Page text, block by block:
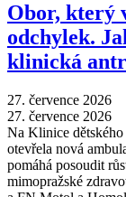
Obor, který
odchylek.
klinická
27. července 2026
27. července 2026
Na Klinice
otevřela nová
pomáhá posoudit
mimopražské